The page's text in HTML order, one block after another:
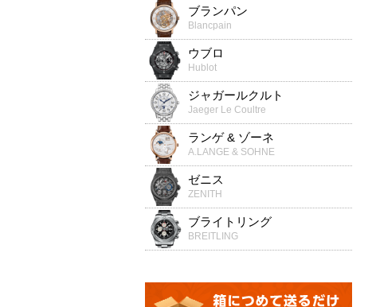
ブランパン
Blancpain
ウブロ
Hublot
ジャガールクルト
Jaeger Le Coultre
ランゲ & ゾーネ
A.LANGE & SOHNE
ゼニス
ZENITH
ブライトリング
BREITLING